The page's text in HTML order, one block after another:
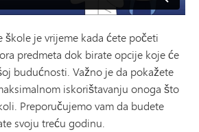
škole je vrijeme kada ćete početi
predmeta dok birate opcije koje će
budućnosti. Važno je da pokažete
iskorištavanju onoga što
Preporučujemo vam da budete
svoju treću godinu.